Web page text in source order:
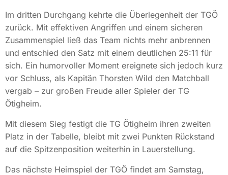
Im dritten Durchgang kehrte die Überlegenheit der TGÖ
zurück. Mit effektiven Angriffen und einem sicheren
Zusammenspiel ließ das Team nichts mehr anbrennen
und entschied den Satz mit einem deutlichen 25:11 für
sich. Ein humorvoller Moment ereignete sich jedoch kurz
vor Schluss, als Kapitän Thorsten Wild den Matchball
vergab – zur großen Freude aller Spieler der TG
Ötigheim.
Mit diesem Sieg festigt die TG Ötigheim ihren zweiten
Platz in der Tabelle, bleibt mit zwei Punkten Rückstand
auf die Spitzenposition weiterhin in Lauerstellung.
Das nächste Heimspiel der TGÖ findet am Samstag,